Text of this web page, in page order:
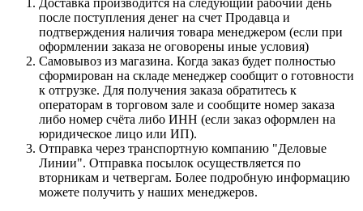
после поступления денег на счет Продавца и
подтверждения наличия товара менеджером (если при
оформлении заказа не оговорены иные условия)
Самовывоз из магазина. Когда заказ будет полностью
сформирован на складе менеджер сообщит о готовности
к отгрузке. Для получения заказа обратитесь к
операторам в торговом зале и сообщите номер заказа
либо номер счёта либо ИНН (если заказ оформлен на
юридическое лицо или ИП).
Отправка через транспортную компанию "Деловые
Линии". Отправка посылок осуществляется по
вторникам и четвергам. Более подробную информацию
можете получить у наших менеджеров.